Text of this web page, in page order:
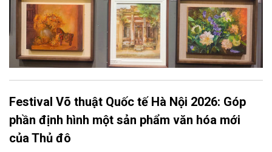
Festival Võ thuật Quốc tế Hà Nội 2026: Góp
phần định hình một sản phẩm văn hóa mới
của Thủ đô